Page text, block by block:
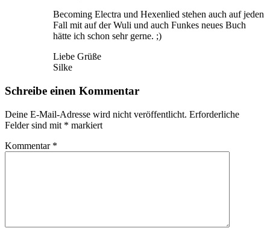
Becoming Electra und Hexenlied stehen auch auf jeden
Fall mit auf der Wuli und auch Funkes neues Buch
hätte ich schon sehr gerne. ;)
Liebe Grüße
Silke
Schreibe einen Kommentar
Deine E-Mail-Adresse wird nicht veröffentlicht. Erforderliche
Felder sind mit * markiert
Kommentar *